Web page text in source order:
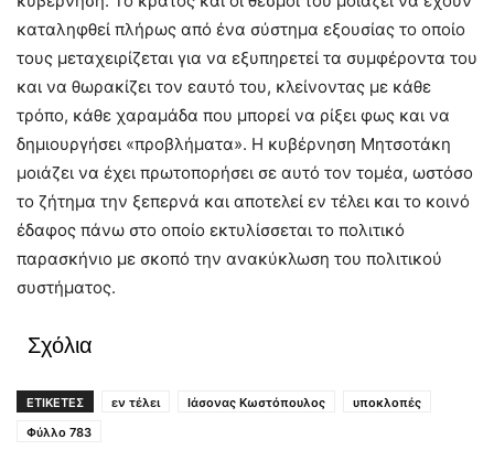
καταληφθεί πλήρως από ένα σύστημα εξουσίας το οποίο
τους μεταχειρίζεται για να εξυπηρετεί τα συμφέροντα του
και να θωρακίζει τον εαυτό του, κλείνοντας με κάθε
τρόπο, κάθε χαραμάδα που μπορεί να ρίξει φως και να
δημιουργήσει «προβλήματα». Η κυβέρνηση Μητσοτάκη
μοιάζει να έχει πρωτοπορήσει σε αυτό τον τομέα, ωστόσο
το ζήτημα την ξεπερνά και αποτελεί εν τέλει και το κοινό
έδαφος πάνω στο οποίο εκτυλίσσεται το πολιτικό
παρασκήνιο με σκοπό την ανακύκλωση του πολιτικού
συστήματος.
Σχόλια
ΕΤΙΚΕΤΕΣ εν τέλει Ιάσονας Κωστόπουλος
υποκλοπές
Φύλλο 783